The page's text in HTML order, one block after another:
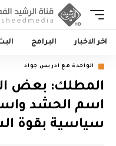
اخر الاخبار البرامج
الواحدة مع ادريس جواد
المطلك: بعض
اسم الحشد
سياسية بقوة